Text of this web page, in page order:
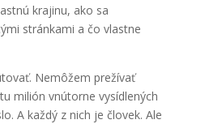
krajinu, ako sa
stránkami a čo vlastne
Nemôžem prežívať
milión vnútorne vysídlených
A každý z nich je človek. Ale